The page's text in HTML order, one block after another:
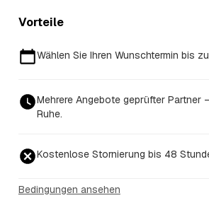
Vorteile
Wählen Sie Ihren Wunschtermin bis
Mehrere Angebote geprüfter Partner
Ruhe.
Kostenlose Stornierung bis 48
Bedingungen ansehen